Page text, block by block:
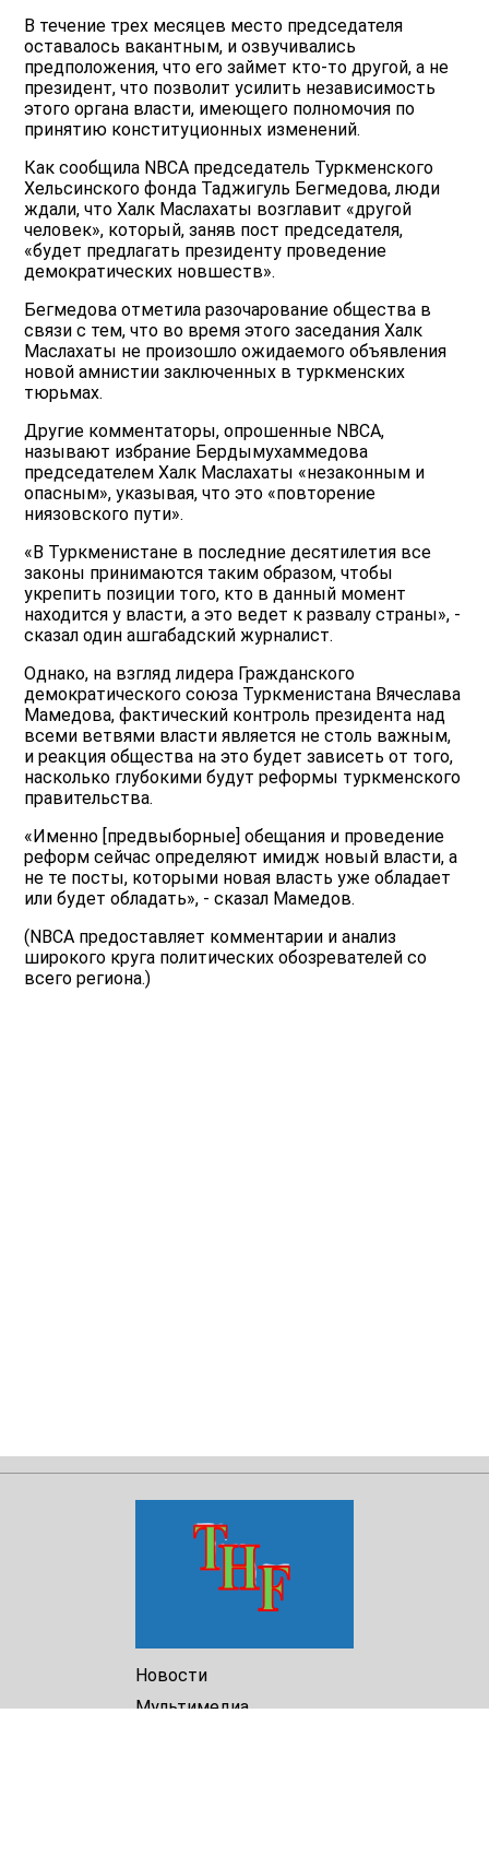
В течение трех месяцев место председателя
оставалось вакантным, и озвучивались
предположения, что его займет кто-то другой, а не
президент, что позволит усилить независимость
этого органа власти, имеющего полномочия по
принятию конституционных изменений.
Как сообщила NBCA председатель Туркменского
Хельсинского фонда Таджигуль Бегмедова, люди
ждали, что Халк Маслахаты возглавит «другой
человек», который, заняв пост председателя,
«будет предлагать президенту проведение
демократических новшеств».
Бегмедова отметила разочарование общества в
связи с тем, что во время этого заседания Халк
Маслахаты не произошло ожидаемого объявления
новой амнистии заключенных в туркменских
тюрьмах.
Другие комментаторы, опрошенные NBCA,
называют избрание Бердымухаммедова
председателем Халк Маслахаты «незаконным и
опасным», указывая, что это «повторение
ниязовского пути».
«В Туркменистане в последние десятилетия все
законы принимаются таким образом, чтобы
укрепить позиции того, кто в данный момент
находится у власти, а это ведет к развалу страны», -
сказал один ашгабадский журналист.
Однако, на взгляд лидера Гражданского
демократического союза Туркменистана Вячеслава
Мамедова, фактический контроль президента над
всеми ветвями власти является не столь важным,
и реакция общества на это будет зависеть от того,
насколько глубокими будут реформы туркменского
правительства.
«Именно [предвыборные] обещания и проведение
реформ сейчас определяют имидж новый власти, а
не те посты, которыми новая власть уже обладает
или будет обладать», - сказал Мамедов.
(NBCA предоставляет комментарии и анализ
широкого круга политических обозревателей со
всего региона.)
Новости
Мультимедиа